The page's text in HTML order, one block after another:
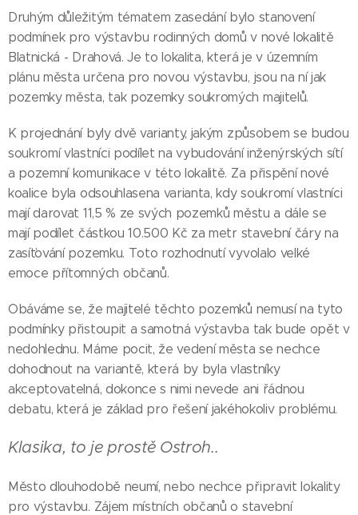
Druhým důležitým tématem zasedání bylo stanovení
podmínek pro výstavbu rodinných domů v nové lokalitě
Blatnická - Drahová. Je to lokalita, která je v územním
plánu města určena pro novou výstavbu, jsou na ní jak
pozemky města, tak pozemky soukromých majitelů.
K projednání byly dvě varianty, jakým způsobem se budou
soukromí vlastníci podílet na vybudování inženýrských sítí
a pozemní komunikace v této lokalitě. Za přispění nové
koalice byla odsouhlasena varianta, kdy soukromí vlastníci
mají darovat 11,5 % ze svých pozemků městu a dále se
mají podílet částkou 10.500 Kč za metr stavební čáry na
zasíťování pozemku. Toto rozhodnutí vyvolalo velké
emoce přítomných občanů.
Obáváme se, že majitelé těchto pozemků nemusí na tyto
podmínky přistoupit a samotná výstavba tak bude opět v
nedohlednu. Máme pocit, že vedení města se nechce
dohodnout na variantě, která by byla vlastníky
akceptovatelná, dokonce s nimi nevede ani řádnou
debatu, která je základ pro řešení jakéhokoliv problému.
Klasika, to je prostě Ostroh..
Město dlouhodobě neumí, nebo nechce připravit lokality
pro výstavbu. Zájem místních občanů o stavební